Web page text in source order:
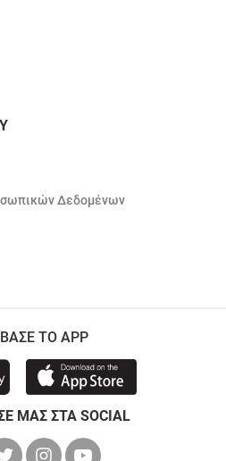
Δεδομένων
ΤΟ APP
ΜΑΣ ΣΤΑ SOCIAL